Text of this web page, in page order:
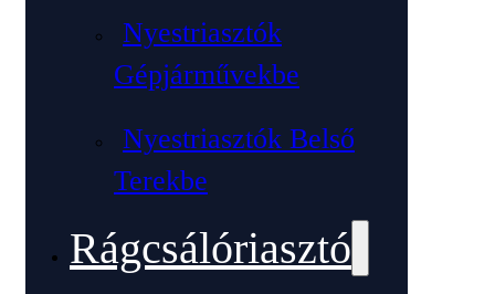
Nyestriasztók
Gépjárművekbe
Nyestriasztók Belső
Terekbe
Rágcsálóriasztó